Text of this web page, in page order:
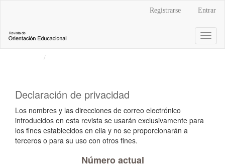
principal
Barra
Registrarse Entrar
Declaración de privacidad
Los nombres y las direcciones de correo electrónico
introducidos en esta revista se usarán exclusivamente para
los fines establecidos en ella y no se proporcionarán a
terceros o para su uso con otros fines.
Número actual